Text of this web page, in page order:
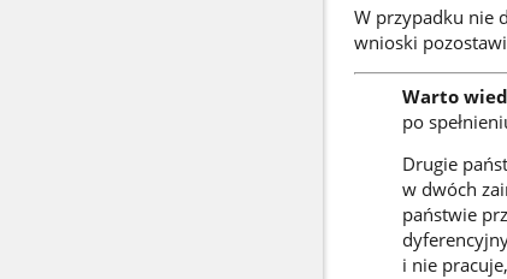
W przypadku nie
wnioski
Warto
po
Drugie
w dwóch
państwie
i nie